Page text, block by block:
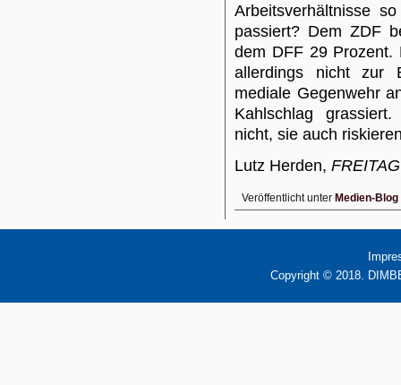
Arbeitsverhältnisse
passiert? Dem ZDF
dem DFF 29 Prozent.
allerdings nicht zur
mediale Gegenwehr
Kahlschlag
nicht, sie auch
Lutz Herden,
Veröffentlicht unter Medien-Blog
Copyright © 2018.